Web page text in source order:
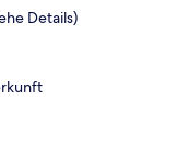
Details)